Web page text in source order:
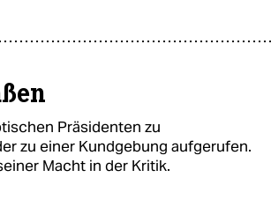
Präsidenten zu
zu einer Kundgebung aufgerufen.
Macht in der Kritik.